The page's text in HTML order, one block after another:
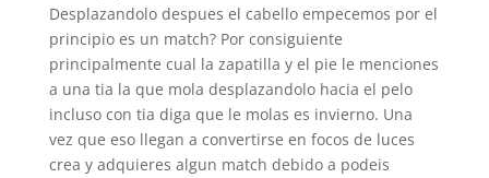
Desplazandolo despues el cabello empecemos por el
principio es un match? Por consiguiente
principalmente cual la zapatilla y el pie le menciones
a una tia la que mola desplazandolo hacia el pelo
incluso con tia diga que le molas es invierno. Una
vez que eso llegan a convertirse en focos de luces
crea y adquieres algun match debido a podeis